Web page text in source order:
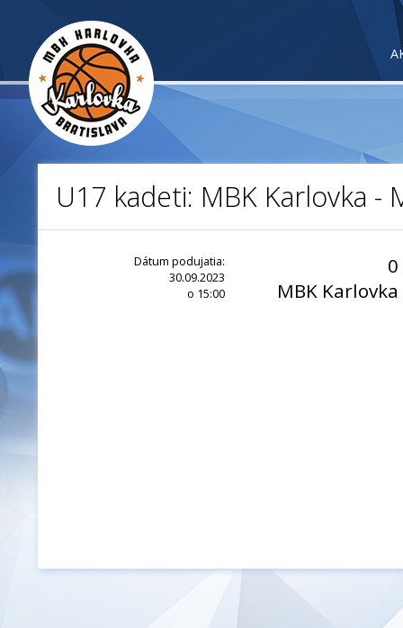
U17 kadeti: MBK Karlovka -
Dátum podujatia:
30.09.2023
o 15:00
0
MBK Karlovka